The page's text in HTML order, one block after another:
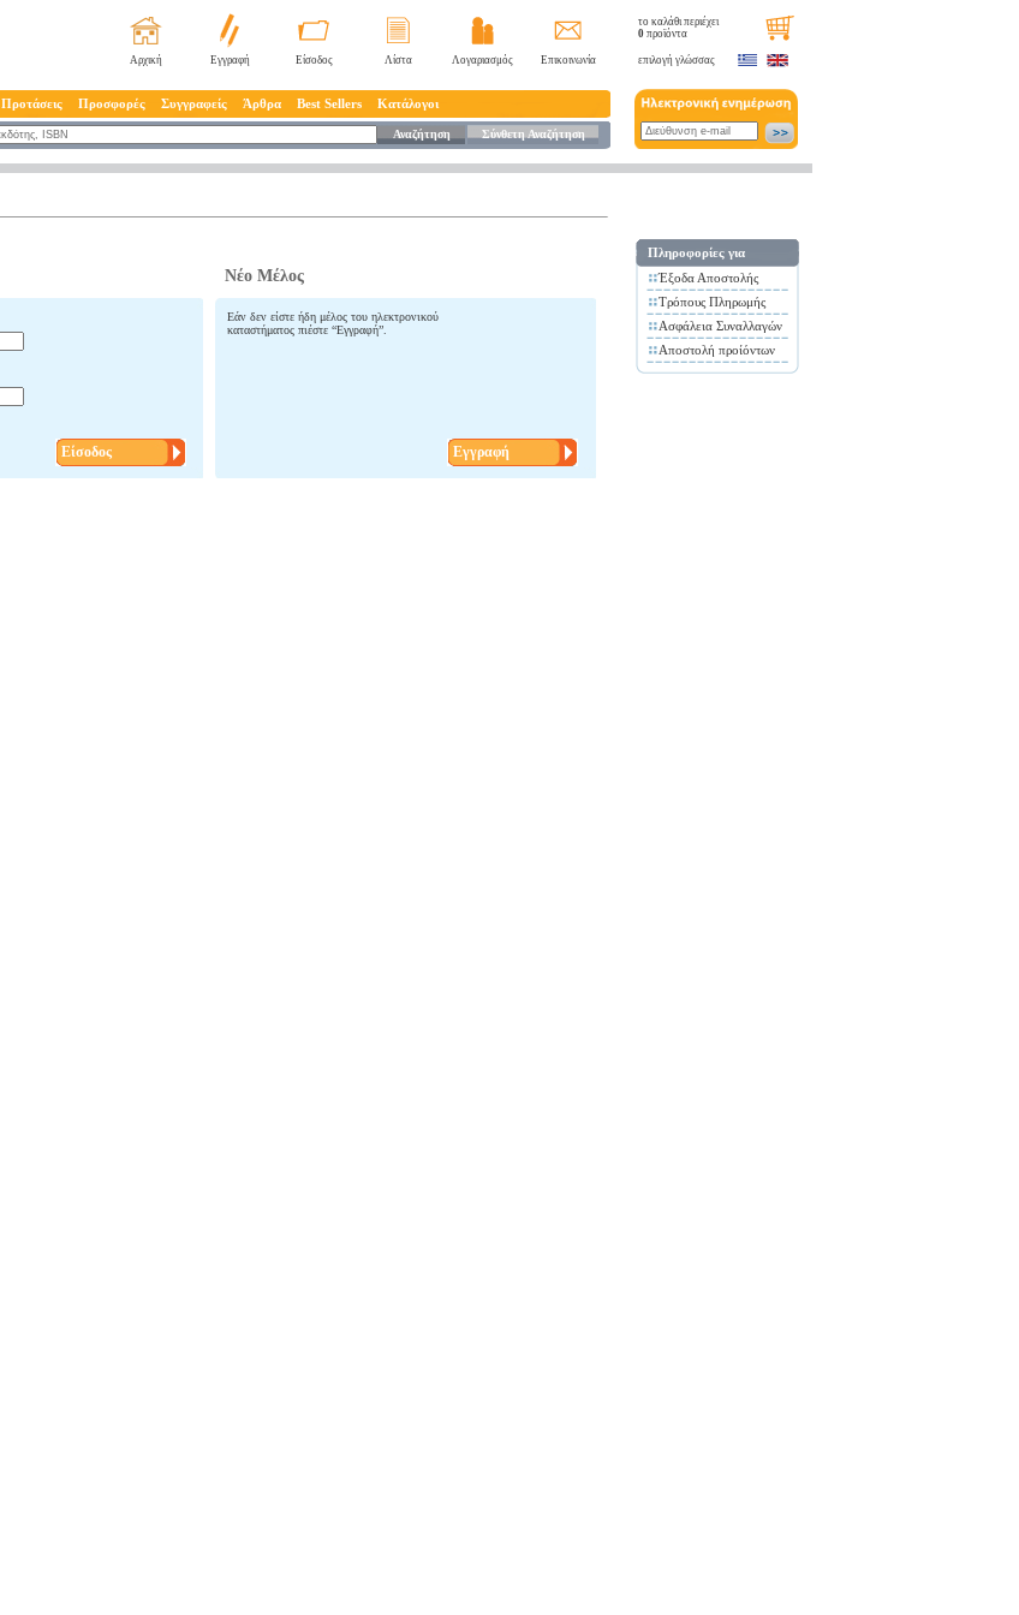
Αρχική Εγγραφή Είσοδος Λίστα Λογαριασμός Επικοινωνία
Προτάσεις Προσφορές Συγγραφείς Άρθρα Best Sellers Κατάλογοι
Αναζήτηση Σύνθετη Αναζήτηση
το καλάθι περιέχει
0 προϊόντα
επιλογή γλώσσας
Νέο Μέλος
Είσοδος
Εάν δεν είστε ήδη μέλος του ηλεκτρονικού
καταστήματος πιέστε “Εγγραφή”.
Εγγραφή
Πληροφορίες για
Έξοδα Αποστολής
Τρόπους Πληρωμής
Ασφάλεια Συναλλαγών
Αποστολή προίόντων